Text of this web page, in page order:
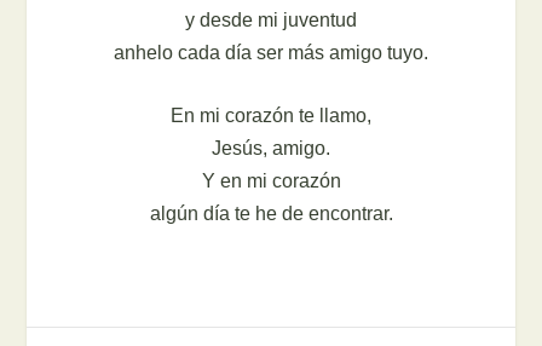
y desde mi juventud
anhelo cada día ser más amigo tuyo.
En mi corazón te llamo,
Jesús, amigo.
Y en mi corazón
algún día te he de encontrar.